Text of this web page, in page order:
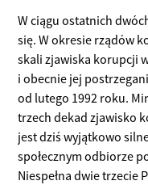
W ciągu ostatnich
się. W okresie rządów
skali zjawiska korupcji
i obecnie jej
od lutego 1992 roku.
trzech dekad zjawisko
jest dziś wyjątkowo
społecznym odbiorze
Niespełna dwie trzecie